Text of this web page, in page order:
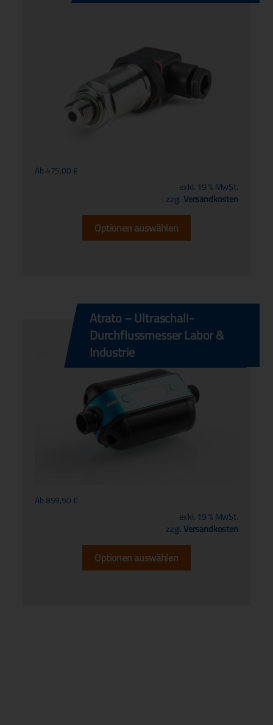
Ab475,00€
exkl. 19 % MwSt.
zzgl.Versandkosten
Optionen auswählen
Atrato – Ultraschall-
Durchflussmesser Labor &
Industrie
Ab859,50€
exkl. 19 % MwSt.
zzgl.Versandkosten
Optionen auswählen